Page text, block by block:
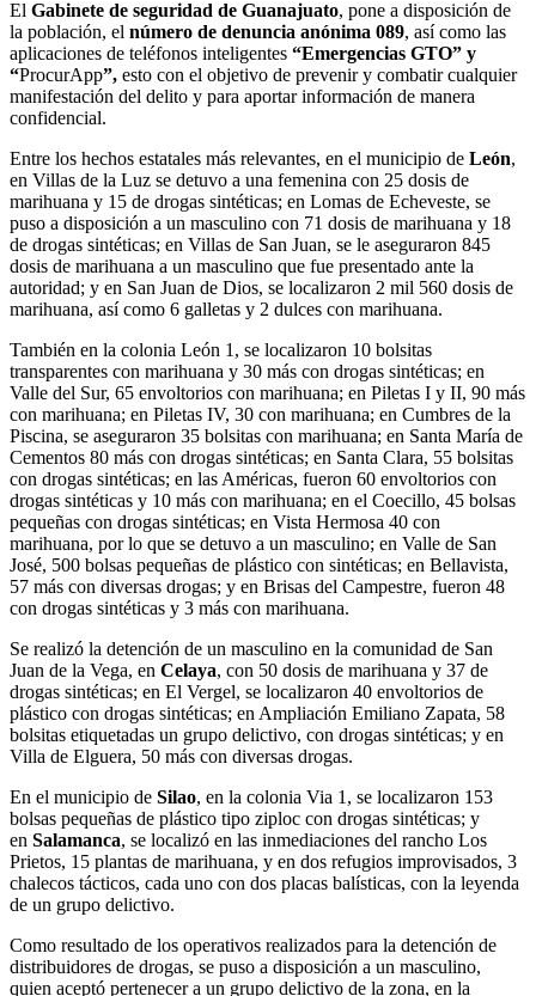
El Gabinete de seguridad de Guanajuato, pone a disposición de
la población, el número de denuncia anónima 089, así como las
aplicaciones de teléfonos inteligentes “Emergencias GTO” y
“ProcurApp”, esto con el objetivo de prevenir y combatir cualquier
manifestación del delito y para aportar información de manera
confidencial.
Entre los hechos estatales más relevantes, en el municipio de León,
en Villas de la Luz se detuvo a una femenina con 25 dosis de
marihuana y 15 de drogas sintéticas; en Lomas de Echeveste, se
puso a disposición a un masculino con 71 dosis de marihuana y 18
de drogas sintéticas; en Villas de San Juan, se le aseguraron 845
dosis de marihuana a un masculino que fue presentado ante la
autoridad; y en San Juan de Dios, se localizaron 2 mil 560 dosis de
marihuana, así como 6 galletas y 2 dulces con marihuana.
También en la colonia León 1, se localizaron 10 bolsitas
transparentes con marihuana y 30 más con drogas sintéticas; en
Valle del Sur, 65 envoltorios con marihuana; en Piletas I y II, 90 más
con marihuana; en Piletas IV, 30 con marihuana; en Cumbres de la
Piscina, se aseguraron 35 bolsitas con marihuana; en Santa María de
Cementos 80 más con drogas sintéticas; en Santa Clara, 55 bolsitas
con drogas sintéticas; en las Américas, fueron 60 envoltorios con
drogas sintéticas y 10 más con marihuana; en el Coecillo, 45 bolsas
pequeñas con drogas sintéticas; en Vista Hermosa 40 con
marihuana, por lo que se detuvo a un masculino; en Valle de San
José, 500 bolsas pequeñas de plástico con sintéticas; en Bellavista,
57 más con diversas drogas; y en Brisas del Campestre, fueron 48
con drogas sintéticas y 3 más con marihuana.
Se realizó la detención de un masculino en la comunidad de San
Juan de la Vega, en Celaya, con 50 dosis de marihuana y 37 de
drogas sintéticas; en El Vergel, se localizaron 40 envoltorios de
plástico con drogas sintéticas; en Ampliación Emiliano Zapata, 58
bolsitas etiquetadas un grupo delictivo, con drogas sintéticas; y en
Villa de Elguera, 50 más con diversas drogas.
En el municipio de Silao, en la colonia Via 1, se localizaron 153
bolsas pequeñas de plástico tipo ziploc con drogas sintéticas; y
en Salamanca, se localizó en las inmediaciones del rancho Los
Prietos, 15 plantas de marihuana, y en dos refugios improvisados, 3
chalecos tácticos, cada uno con dos placas balísticas, con la leyenda
de un grupo delictivo.
Como resultado de los operativos realizados para la detención de
distribuidores de drogas, se puso a disposición a un masculino,
quien aceptó pertenecer a un grupo delictivo de la zona, en la